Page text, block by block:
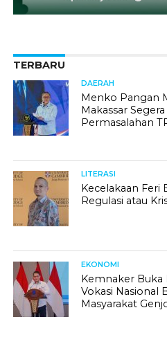
TERBARU
DAERAH
Menko Pangan
Makassar
Permasalahan
LITERASI
Kecelakaan Feri
Regulasi atau
EKONOMI
Kemnaker Buka
Vokasi Nasional
Masyarakat